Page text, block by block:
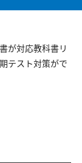
が対応教科書リ
テスト対策がで